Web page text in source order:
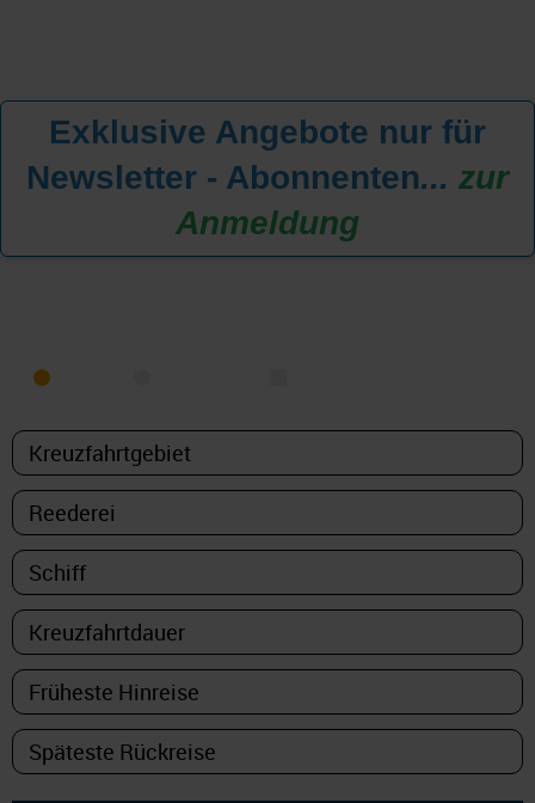
Exklusive Angebote nur für
Newsletter - Abonnenten... zur
Anmeldung